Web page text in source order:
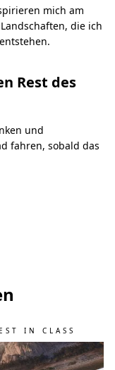
mich am
die ich
Rest des
und
fahren, sobald das
IN CLASS